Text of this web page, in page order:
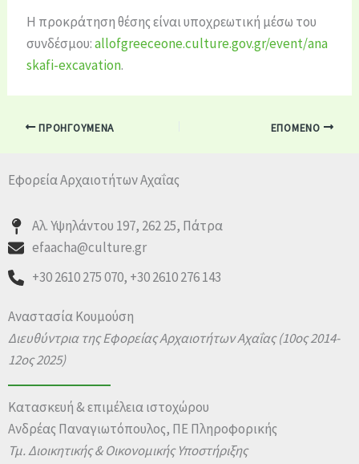
Η προκράτηση θέσης είναι υποχρεωτική μέσω του
συνδέσμου:allofgreeceone.culture.gov.gr/event/ana
skafi-excavation.
ΠΡΟΗΓΟΎΜΕΝΑ ΕΠΌΜΕΝΟ
Εφορεία Αρχαιοτήτων Αχαΐας
Αλ. Υψηλάντου 197, 262 25, Πάτρα
efaacha@culture.gr
+30 2610 275 070, +30 2610 276 143
Αναστασία Κουμούση
Διευθύντρια της Εφορείας Αρχαιοτήτων Αχαΐας (10ος 2014-
12ος 2025)
Κατασκευή & επιμέλεια ιστοχώρου
Ανδρέας Παναγιωτόπουλος, ΠΕ Πληροφορικής
Τμ. Διοικητικής & Οικονομικής Υποστήριξης